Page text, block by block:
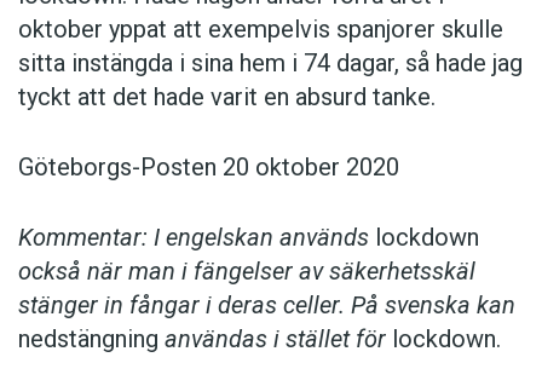
oktober yppat att exempelvis spanjorer skulle
sitta instängda i sina hem i 74 dagar, så hade jag
tyckt att det hade varit en absurd tanke.
Göteborgs-Posten 20 oktober 2020
Kommentar: I engelskan används lockdown
också när man i fängelser av säkerhetsskäl
stänger in fångar i deras celler. På svenska kan
nedstängning användas i stället för lockdown.